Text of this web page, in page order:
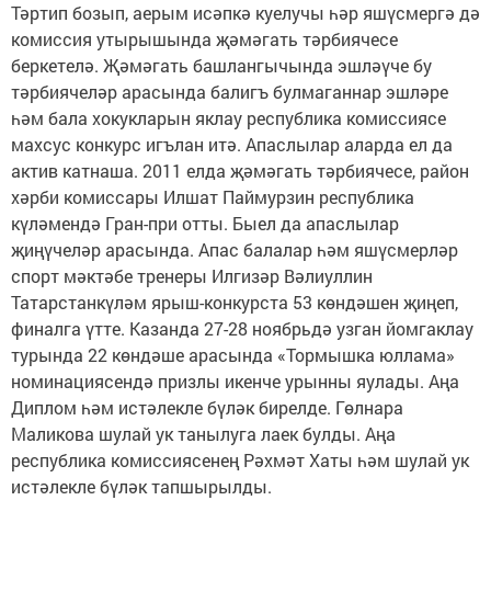
Тәртип бозып, аерым исәпкә куелучы һәр яшүсмергә дә
комиссия утырышында җәмәгать тәрбиячесе
беркетелә. Җәмәгать башлангычында эшләүче бу
тәрбиячеләр арасында балигъ булмаганнар эшләре
һәм бала хокукларын яклау республика комиссиясе
махсус конкурс игълан итә. Апаслылар аларда ел да
актив катнаша. 2011 елда җәмәгать тәрбиячесе, район
хәрби комиссары Илшат Паймурзин республика
күләмендә Гран-при отты. Быел да апаслылар
җиңүчеләр арасында. Апас балалар һәм яшүсмерләр
спорт мәктәбе тренеры Илгизәр Вәлиуллин
Татарстанкүләм ярыш-конкурста 53 көндәшен җиңеп,
финалга үтте. Казанда 27-28 ноябрьдә узган йомгаклау
турында 22 көндәше арасында «Тормышка юллама»
номинациясендә призлы икенче урынны яулады. Аңа
Диплом һәм истәлекле бүләк бирелде. Гөлнара
Маликова шулай ук танылуга лаек булды. Аңа
республика комиссиясенең Рәхмәт Хаты һәм шулай ук
истәлекле бүләк тапшырылды.